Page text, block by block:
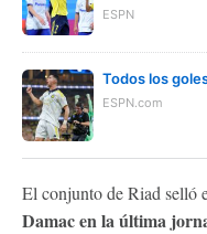
ESPN
Todos los
ESPN.com
El conjunto de Riad selló
Damac en la última